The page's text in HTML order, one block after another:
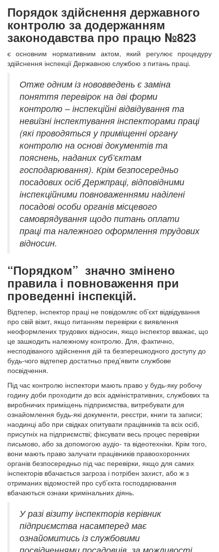
Порядок здійснення державного
контролю за додержанням
законодавства про працю №823
є основним нормативним актом, який регулює процедуру
здійснення інспекції Державною службою з питань праці.
Отже одним із нововведень є заміна
поняття перевірок на дві форми
контролю – інспекційні відвідування та
невиїзні інспектування інспекторами праці
(які проводяться у приміщенні органу
контролю на основі документів та
пояснень, наданих суб’єктам
господарювання). Крім безпосередньо
посадових осіб Держпраці, відповідними
інспекційними повноваженнями наділені
посадові особи органів місцевого
самоврядування щодо питань оплати
праці та належного оформлення трудових
відносин.
“Порядком” значно змінено
правила і повноваження при
проведенні інспекцій.
Відтепер, інспектор праці не повідомляє об’єкт відвідування
про свій візит, якщо питанням перевірки є виявлення
неоформлених трудових відносин, якщо інспектор вважає, що
це зашкодить належному контролю. Для, фактично,
несподіваного здійснення дій та безперешкодного доступу до
будь-чого відтепер достатньо пред’явити службове
посвідчення.
Під час контролю інспектори мають право у будь-яку робочу
годину доби проходити до всіх адміністративних, службових та
виробничих приміщень підприємства, витребувати для
ознайомлення будь-які документи, реєстри, книги та записи;
наодинці або при свідках опитувати працівників та всіх осіб,
присутніх на підприємстві; фіксувати весь процес перевірки
письмово, або за допомогою аудіо- та відеотехніки. Крім того,
вони мають право залучати працівників правоохоронних
органів безпосередньо під час перевірки, якщо для самих
інспекторів вбачається загроза і потрібен захист, або ж з
отриманих відомостей про суб’єкта господарювання
вбачаються ознаки кримінальних діянь.
У разі візиту інспекторів керівник
підприємства насамперед має
ознайомитись із службовими